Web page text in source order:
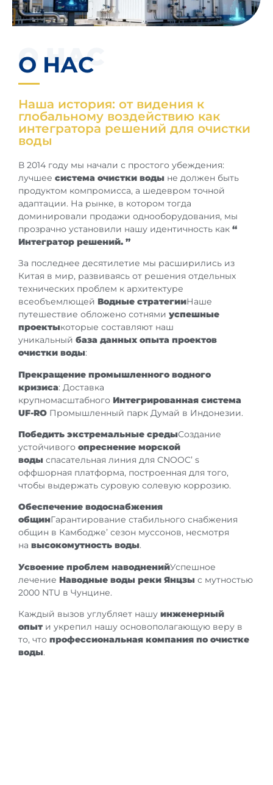
О НАС
О НАС
Наша история: от видения к
глобальному воздействию как
интегратора решений для очистки
воды
В 2014 году мы начали с простого убеждения:
лучшее система очистки воды не должен быть
продуктом компромисса, а шедевром точной
адаптации. На рынке, в котором тогда
доминировали продажи однооборудования, мы
прозрачно установили нашу идентичность как “
Интегратор решений. ”
За последнее десятилетие мы расширились из
Китая в мир, развиваясь от решения отдельных
технических проблем к архитектуре
всеобъемлющей Водные стратегииНаше
путешествие обложено сотнями успешные
проектыкоторые составляют наш
уникальный база данных опыта проектов
очистки воды:
Прекращение промышленного водного
кризиса: Доставка
крупномасштабного Интегрированная система
UF-RO Промышленный парк Думай в Индонезии.
Победить экстремальные средыСоздание
устойчивого опреснение морской
воды спасательная линия для CNOOC’ s
оффшорная платформа, построенная для того,
чтобы выдержать суровую солевую коррозию.
Обеспечение водоснабжения
общинГарантирование стабильного снабжения
общин в Камбодже’ сезон муссонов, несмотря
на высокомутность воды.
Усвоение проблем наводненийУспешное
лечение Наводные воды реки Янцзы с мутностью
2000 NTU в Чунцине.
Каждый вызов углубляет нашу инженерный
опыт и укрепил нашу основополагающую веру в
то, что профессиональная компания по очистке
воды.